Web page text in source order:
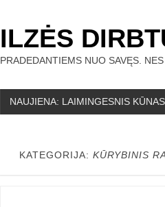
ILZĖS
PRADEDANTIEMS NUO SAVĘS.
NAUJIENA: LAIMINGESNIS KŪNAS
KATEGORIJA: KŪRYBINIS